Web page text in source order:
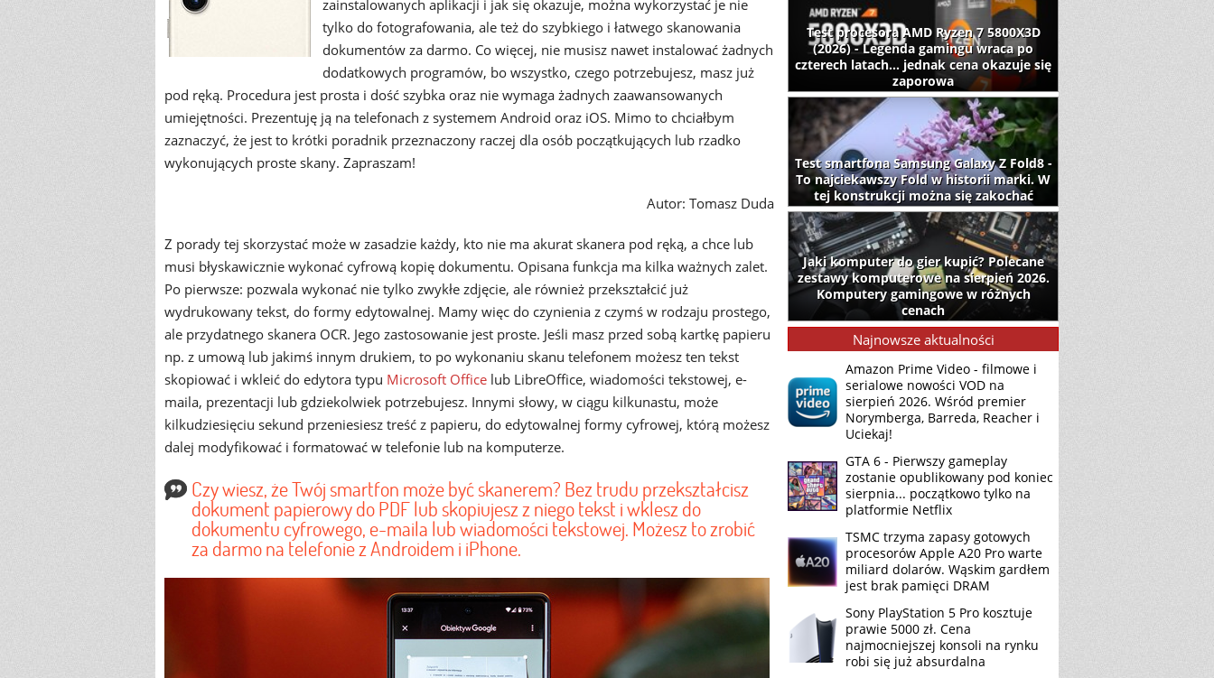
zainstalowanych aplikacji i jak się okazuje, można wykorzystać je nie
tylko do fotografowania, ale też do szybkiego i łatwego skanowania
dokumentów za darmo. Co więcej, nie musisz nawet instalować żadnych
dodatkowych programów, bo wszystko, czego potrzebujesz, masz już
pod ręką. Procedura jest prosta i dość szybka oraz nie wymaga żadnych zaawansowanych
umiejętności. Prezentuję ją na telefonach z systemem Android oraz iOS. Mimo to chciałbym
zaznaczyć, że jest to krótki poradnik przeznaczony raczej dla osób początkujących lub rzadko
wykonujących proste skany. Zapraszam!
Autor: Tomasz Duda
Z porady tej skorzystać może w zasadzie każdy, kto nie ma akurat skanera pod ręką, a chce lub
musi błyskawicznie wykonać cyfrową kopię dokumentu. Opisana funkcja ma kilka ważnych zalet.
Po pierwsze: pozwala wykonać nie tylko zwykłe zdjęcie, ale również przekształcić już
wydrukowany tekst, do formy edytowalnej. Mamy więc do czynienia z czymś w rodzaju prostego,
ale przydatnego skanera OCR. Jego zastosowanie jest proste. Jeśli masz przed sobą kartkę papieru
np. z umową lub jakimś innym drukiem, to po wykonaniu skanu telefonem możesz ten tekst
skopiować i wkleić do edytora typu Microsoft Office lub LibreOffice, wiadomości tekstowej, e-
maila, prezentacji lub gdziekolwiek potrzebujesz. Innymi słowy, w ciągu kilkunastu, może
kilkudziesięciu sekund przeniesiesz treść z papieru, do edytowalnej formy cyfrowej, którą możesz
dalej modyfikować i formatować w telefonie lub na komputerze.
Czy wiesz, że Twój smartfon może być skanerem? Bez trudu przekształcisz
dokument papierowy do PDF lub skopiujesz z niego tekst i wklesz do
dokumentu cyfrowego, e-maila lub wiadomości tekstowej. Możesz to zrobić
za darmo na telefonie z Androidem i iPhone.
Test procesora AMD Ryzen 7 5800X3D
(2026) - Legenda gamingu wraca po
czterech latach... jednak cena okazuje się
zaporowa
Test smartfona Samsung Galaxy Z Fold8 -
To najciekawszy Fold w historii marki. W
tej konstrukcji można się zakochać
Jaki komputer do gier kupić? Polecane
zestawy komputerowe na sierpień 2026.
Komputery gamingowe w różnych
cenach
Najnowsze aktualności
Amazon Prime Video - filmowe i
serialowe nowości VOD na
sierpień 2026. Wśród premier
Norymberga, Barreda, Reacher i
Uciekaj!
GTA 6 - Pierwszy gameplay
zostanie opublikowany pod koniec
sierpnia... początkowo tylko na
platformie Netflix
TSMC trzyma zapasy gotowych
procesorów Apple A20 Pro warte
miliard dolarów. Wąskim gardłem
jest brak pamięci DRAM
Sony PlayStation 5 Pro kosztuje
prawie 5000 zł. Cena
najmocniejszej konsoli na rynku
robi się już absurdalna